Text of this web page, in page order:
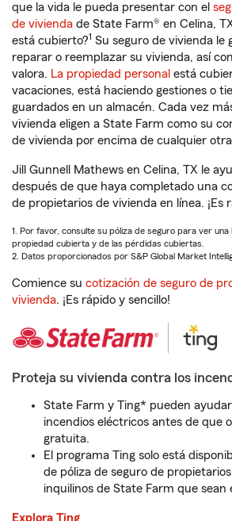
que la vida le pueda presentar con el
de vivienda de State Farm® en Celina,
está cubierto?1 Su seguro de vivienda le
reparar o reemplazar su vivienda, así
valora. La propiedad personal está
vacaciones, está haciendo gestiones o
guardados en un almacén. Cada vez
vivienda eligen a State Farm como su
de vivienda por encima de cualquier
Jill Gunnell Mathews en Celina, TX le
después de que haya completado una
de propietarios de vivienda en línea. ¡Es
1. Por favor, consulte su póliza de seguro para ver
propiedad cubierta y de las pérdidas cubiertas.
2. Datos proporcionados por S&P Global Market
Comience su cotización de seguro de
vivienda. ¡Es rápido y sencillo!
Proteja su vivienda contra los
State Farm y Ting* pueden
incendios eléctricos antes de que
gratuita.
El programa Ting solo está
de póliza de seguro de
inquilinos de State Farm que sean
Explora Ting